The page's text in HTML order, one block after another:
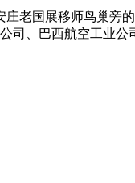
国展移师鸟巢旁的
司、巴西航空工业公